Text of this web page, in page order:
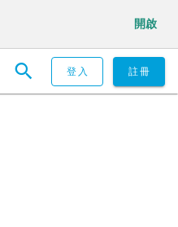
開啟
登入 註冊